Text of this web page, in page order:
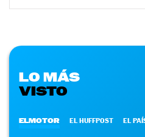
LO MÁS
VISTO
ELMOTOR EL HUFFPOST EL